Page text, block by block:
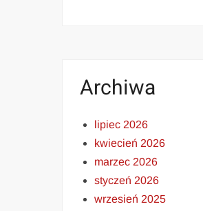
Archiwa
lipiec 2026
kwiecień 2026
marzec 2026
styczeń 2026
wrzesień 2025